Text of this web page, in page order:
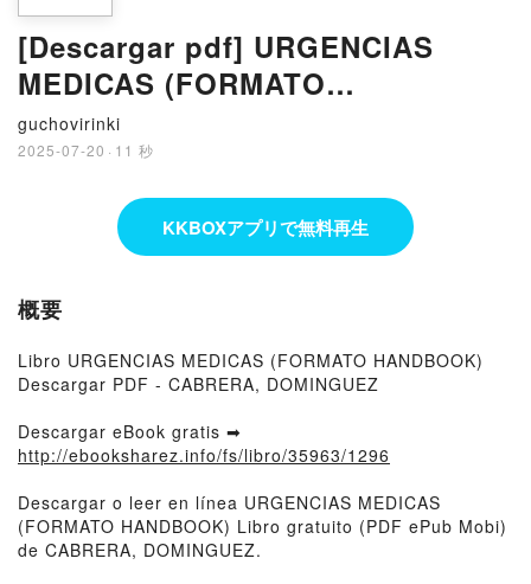
[Descargar pdf] URGENCIAS
MEDICAS (FORMATO
HANDBOOK)
guchovirinki
2025-07-20 · 11 秒
KKBOXアプリで無料再生
概要
Libro URGENCIAS MEDICAS (FORMATO HANDBOOK)
Descargar PDF - CABRERA, DOMINGUEZ
Descargar eBook gratis ➡
http://ebooksharez.info/fs/libro/35963/1296
Descargar o leer en línea URGENCIAS MEDICAS
(FORMATO HANDBOOK) Libro gratuito (PDF ePub Mobi)
de CABRERA, DOMINGUEZ.